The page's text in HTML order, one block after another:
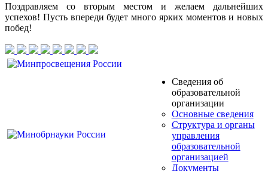
Поздравляем со вторым местом и желаем дальнейших
успехов! Пусть впереди будет много ярких моментов и новых
побед!
Сведения об
образовательной
организации
Основные сведения
Структура и органы
управления
образовательной
организацией
Документы